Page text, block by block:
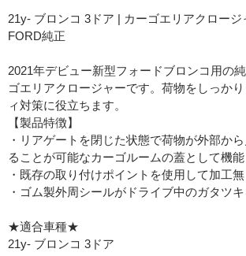
21y- ブロンコ 3ドア | カーゴエリアクロージ
FORD純正
2021年デビュー新型フォードブロンコ用の
ゴエリアクロージャーです。荷物をしっか
ィ対策に役立ちます。
【製品特徴】
・リアゲートを閉じた状態で荷物が外部か
ることが可能なカーゴルームの蓋として機
・既存の取り付けポイントを使用して加工
・ゴム製外周シールがドライブ中のガタツ
★適合車種★
21y- ブロンコ 3ドア